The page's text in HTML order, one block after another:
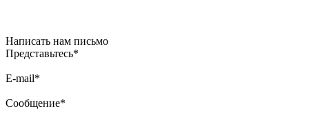
Написать нам письмо
Представьтесь*
E-mail*
Сообщение*